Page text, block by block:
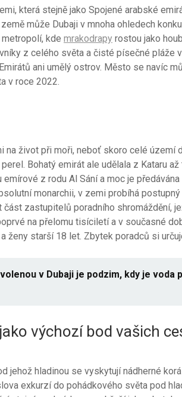
která stejně jako Spojené arabské
může Dubaji v mnoha ohledech
kde mrakodrapy rostou jako
z celého světa a čisté písečné pláže
ani umělý ostrov. Město se navíc
v roce 2022.
život při moři, neboť skoro celé území
Bohatý emirát ale udělala z Kataru až
z rodu Al Sání a moc je
monarchii, v zemi probíhá
zastupitelů poradního shromáždění,
na přelomu tisíciletí a v současné
ženy starší 18 let. Zbytek poradců si
v Dubaji je podzim, kdy je voda
výchozí bod vašich
jehož hladinou se vyskytují nádherné
exkurzí do pohádkového světa pod